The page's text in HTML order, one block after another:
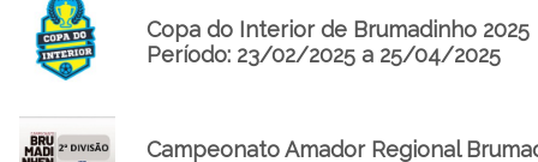
Copa do Interior de Brumadinho 2025
Período: 23/02/2025 a 25/04/2025
Campeonato Amador Regional